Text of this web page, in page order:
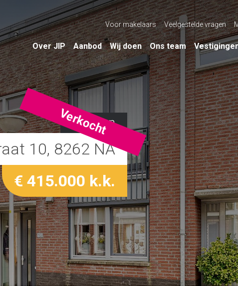
Voor makelaars Veelgestelde vragen
Over JIP Aanbod Wij doen Ons team
Kampen
Verkocht
10, 8262 NA
€ 415.000 k.k.